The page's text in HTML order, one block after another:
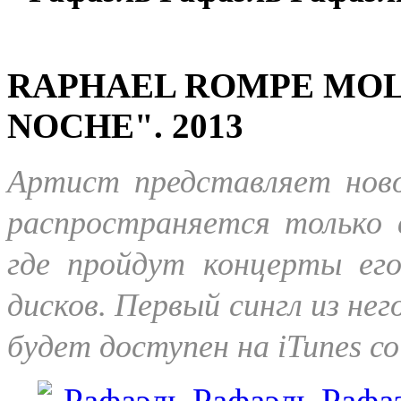
RAPHAEL ROMPE
NOCHE". 2013
Артист представляет
распространяется
где пройдут концерты
дисков. Первый сингл из
будет доступен на iTunes